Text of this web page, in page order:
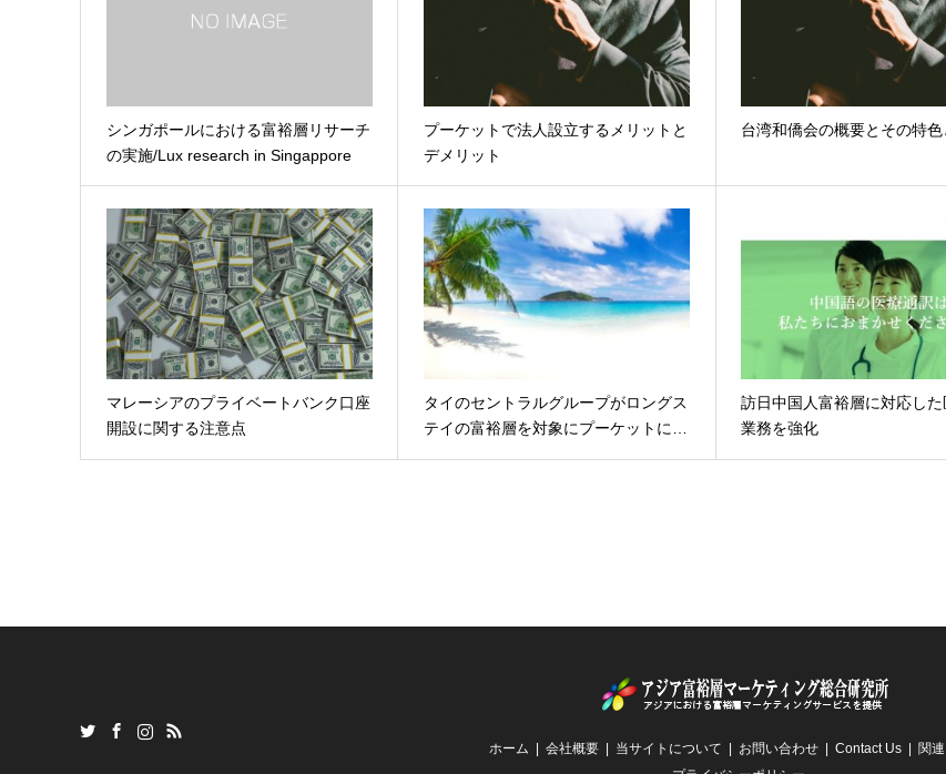
シンガポールにおける富裕層リサーチ
の実施/Lux research in Singappore
プーケットで法人設立するメリットと
デメリット
台湾和僑会の概要とその特色
マレーシアのプライベートバンク口座
開設に関する注意点
タイのセントラルグループがロングス
テイの富裕層を対象にプーケットに…
訪日中国人富裕層に対応した
業務を強化
ホーム 会社概要 当サイトについて お問い合わせ Contact Us
関